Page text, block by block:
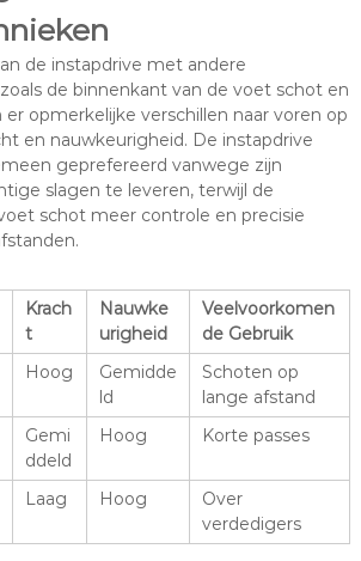
de instapdrive met andere
de binnenkant van de voet schot en
opmerkelijke verschillen naar voren op
en nauwkeurigheid. De instapdrive
geprefereerd vanwege zijn
slagen te leveren, terwijl de
schot meer controle en precisie
Krach
t
Nauwke
urigheid
Veelvoorkomen
de Gebruik
Hoog
Gemidde
ld
Schoten op
lange afstand
Gemi
ddeld
Hoog Korte passes
Laag Hoog
Over
verdedigers